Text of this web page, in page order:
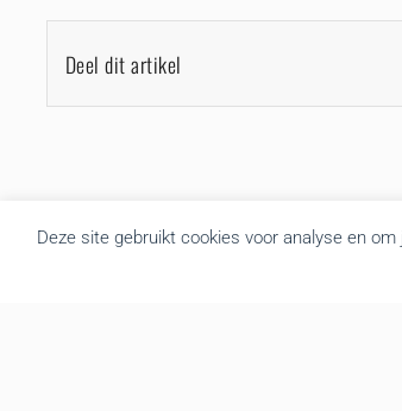
Deze site gebruikt cookies voor analyse en
Deel dit artikel